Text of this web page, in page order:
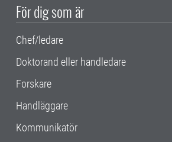
För dig som är
Chef/ledare
Doktorand eller handledare
Forskare
Handläggare
Kommunikatör